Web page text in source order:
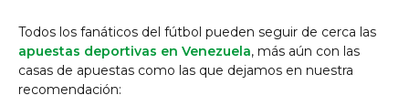
Todos los fanáticos del fútbol pueden seguir de cerca las
apuestas deportivas en Venezuela, más aún con las
casas de apuestas como las que dejamos en nuestra
recomendación: